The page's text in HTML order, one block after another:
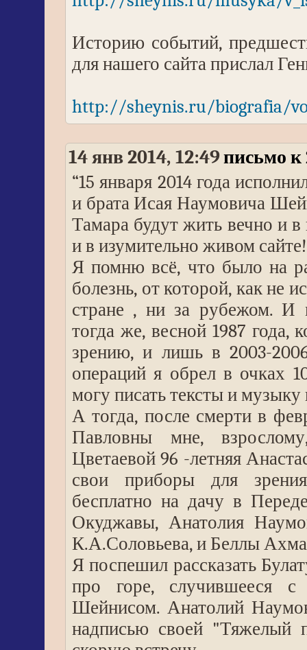
Историю событий,
для нашего сайта прислал
http://sheynis.ru/biografia/
14 янв 2014, 12:49письмо к
“15 января 2014 года
и брата Исая Наумовича
Тамара будут жить вечно и
и в изумительно живом сайте!
Я помню всё, что было на
болезнь, от которой, как не
стране , ни за рубежом. И
тогда же, весной 1987 года,
зрению, и лишь в 2003-
операций я обрел в очках
могу писать тексты и
А тогда, после смерти в
Павловны мне,
Цветаевой 96 -летняя
свои приборы для
бесплатно на дачу в
Окуджавы, Анатолия
К.А.Соловьева, и Беллы
Я поспешил рассказать
про горе, случившееся
Шейнисом. Анатолий
надписью своей "Тяжелый